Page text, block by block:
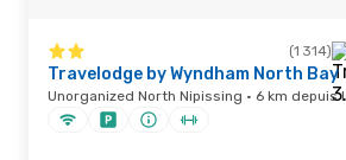
(1 314)
Travelodge by Wyndham North Bay
Unorganized North Nipissing · 6 km